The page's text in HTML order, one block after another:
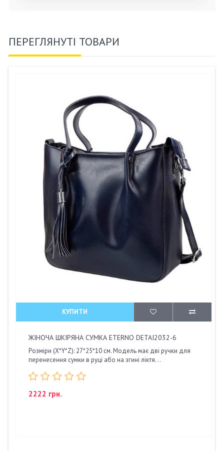
ПЕРЕГЛЯНУТІ ТОВАРИ
КУПИТИ
ЖІНОЧА ШКІРЯНА СУМКА ETERNO DETAI2032-6
Розміри (X*Y*Z): 27*25*10 см. Модель має дві ручки для
перенесення сумки в руці або на згині ліктя. ..
2222 грн.